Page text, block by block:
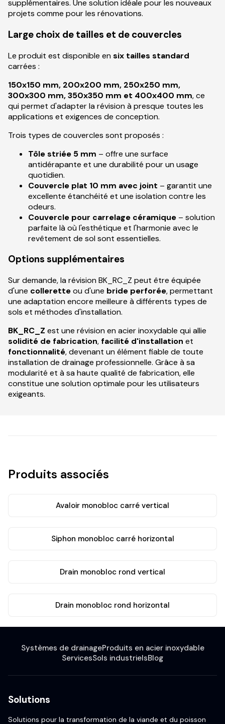
supplémentaires. Une solution idéale pour les nouveaux
projets comme pour les rénovations.
Large choix de tailles et de couvercles
Le produit est disponible en six tailles standard
carrées :
150x150 mm, 200x200 mm, 250x250 mm,
300x300 mm, 350x350 mm et 400x400 mm, ce
qui permet d'adapter la révision à presque toutes les
applications et exigences de conception.
Trois types de couvercles sont proposés :
Tôle striée 5 mm – offre une surface
antidérapante et une durabilité pour un usage
quotidien.
Couvercle plat 10 mm avec joint – garantit une
excellente étanchéité et une isolation contre les
odeurs.
Couvercle pour carrelage céramique – solution
parfaite là où l'esthétique et l'harmonie avec le
revêtement de sol sont essentielles.
Options supplémentaires
Sur demande, la révision BK_RC_Z peut être équipée
d'une colleretteou d'une bride perforée, permettant
une adaptation encore meilleure à différents types de
sols et méthodes d'installation.
BK_RC_Z est une révision en acier inoxydable qui allie
solidité de fabrication, facilité d'installation et
fonctionnalité, devenant un élément fiable de toute
installation de drainage professionnelle. Grâce à sa
modularité et à sa haute qualité de fabrication, elle
constitue une solution optimale pour les utilisateurs
exigeants.
Produits associés
Avaloir monobloc carré vertical
Siphon monobloc carré horizontal
Drain monobloc rond vertical
Drain monobloc rond horizontal
Systèmes de drainageProduits en acier inoxydable
ServicesSols industrielsBlog
Solutions
Solutions pour la transformation de la viande et du poisson